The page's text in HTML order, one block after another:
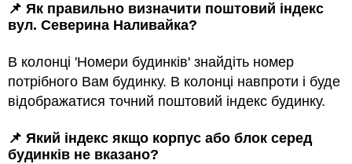
📌 Як правильно визначити поштовий індекс
вул. Северина Наливайка?
В колонці 'Номери будинків' знайдіть номер
потрібного Вам будинку. В колонці навпроти і буде
відображатися точний поштовий індекс будинку.
📌 Який індекс якщо корпус або блок серед
будинкiв не вказано?